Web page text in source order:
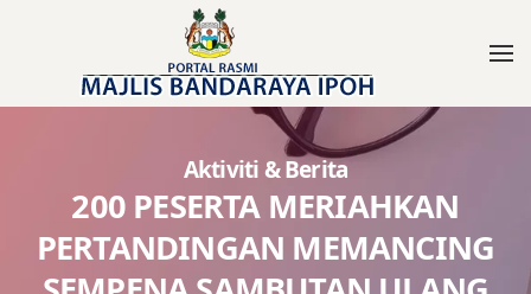
Aktiviti & Berita
200 PESERTA MERIAHKAN
PERTANDINGAN MEMANCING